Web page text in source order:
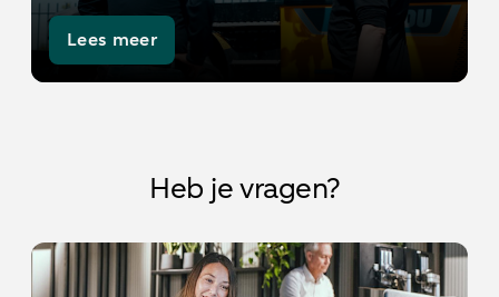
Lees meer
Heb je vragen?